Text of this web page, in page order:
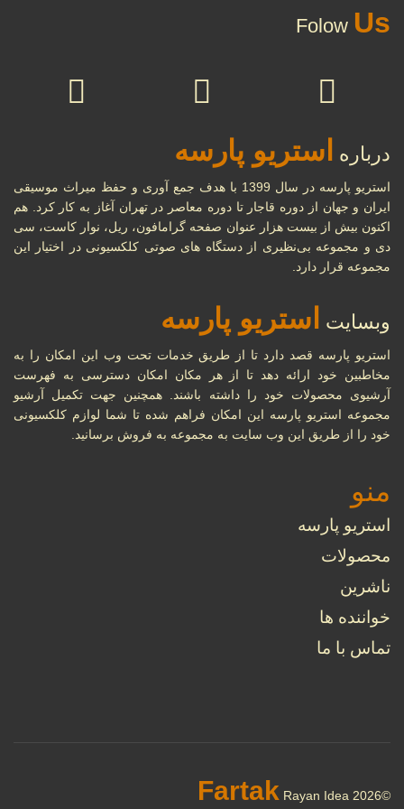
Folow Us
درباره استریو پارسه
استریو پارسه در سال 1399 با هدف جمع آوری و حفظ میراث موسیقی
ایران و جهان از دوره قاجار تا دوره معاصر در تهران آغاز به کار کرد. هم
اکنون بیش از بیست هزار عنوان صفحه گرامافون، ریل، نوار کاست، سی
دی و مجموعه بی‌نظیری از دستگاه های صوتی کلکسیونی در اختیار این
مجموعه قرار دارد.
وبسایت استریو پارسه
استریو پارسه قصد دارد تا از طریق خدمات تحت وب این امکان را به
مخاطبین خود ارائه دهد تا از هر مکان امکان دسترسی به فهرست
آرشیوی محصولات خود را داشته باشند. همچنین جهت تکمیل آرشیو
مجموعه استریو پارسه این امکان فراهم شده تا شما لوازم کلکسیونی
خود را از طریق این وب سایت به مجموعه به فروش برسانید.
منو
استریو پارسه
محصولات
ناشرین
خواننده ها
تماس با ما
©2026
Fartak Rayan Idea